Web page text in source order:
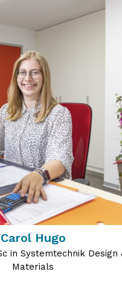
Carol Hugo
in Systemtechnik Design
Materials